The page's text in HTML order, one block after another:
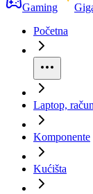
Gaming
Početna
Laptop,
Komponente
Kućišta